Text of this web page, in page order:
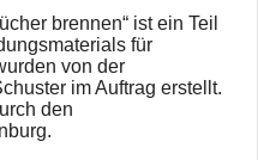
brennen“ ist ein Teil
für
von der
im Auftrag erstellt.
den